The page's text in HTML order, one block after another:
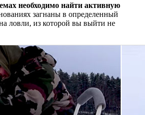
необходимо найти активную
загнаны в определенный
ловли, из которой вы выйти не